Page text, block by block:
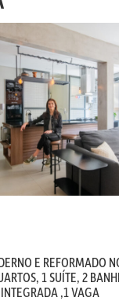
E REFORMADO
1 SUÍTE, 2
,1 VAGA